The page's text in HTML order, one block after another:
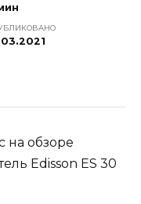
на обзоре
Edisson ES 30